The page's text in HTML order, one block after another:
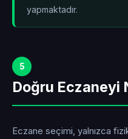
yapmaktadır.
5
Doğru Eczaneyi
Eczane seçimi, yalnızca